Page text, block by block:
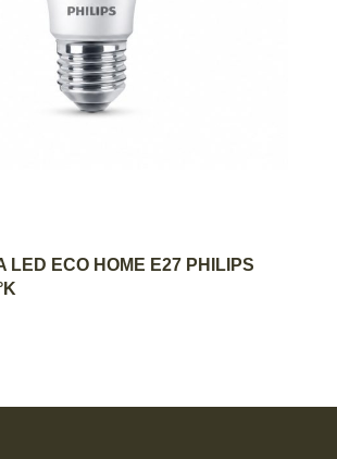
AGREGAR AL CARRITO
LED ECO HOME E27 PHILIPS